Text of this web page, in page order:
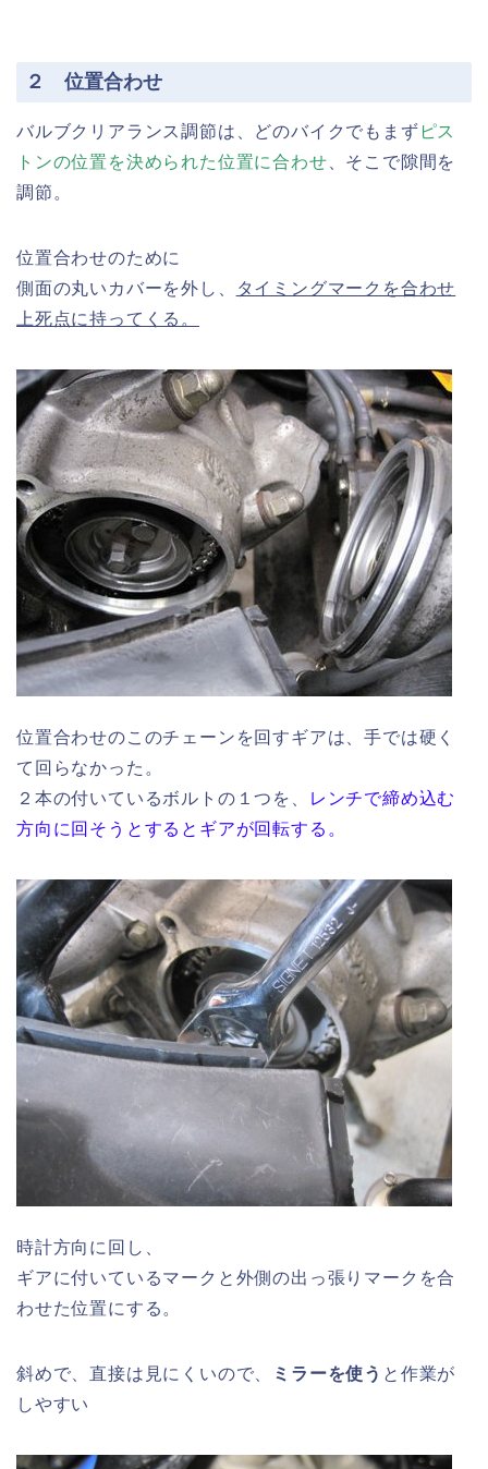
２ 位置合わせ
バルブクリアランス調節は、どのバイクでもまず ピス
トンの位置を決められた位置に合わせ 、そこで隙間を
調節。
位置合わせのために
側面の丸いカバーを外し、
タイミングマークを合わせ
上死点に持ってくる。
位置合わせのこのチェーンを回すギアは、手では硬く
て回らなかった。
２本の付いているボルトの１つを、
レンチで締め込む
方向に回そうとするとギアが回転する。
時計方向に回し、
ギアに付いているマークと外側の出っ張りマークを合
わせた位置にする。
斜めで、直接は見にくいので、 ミラーを使う と作業が
しやすい